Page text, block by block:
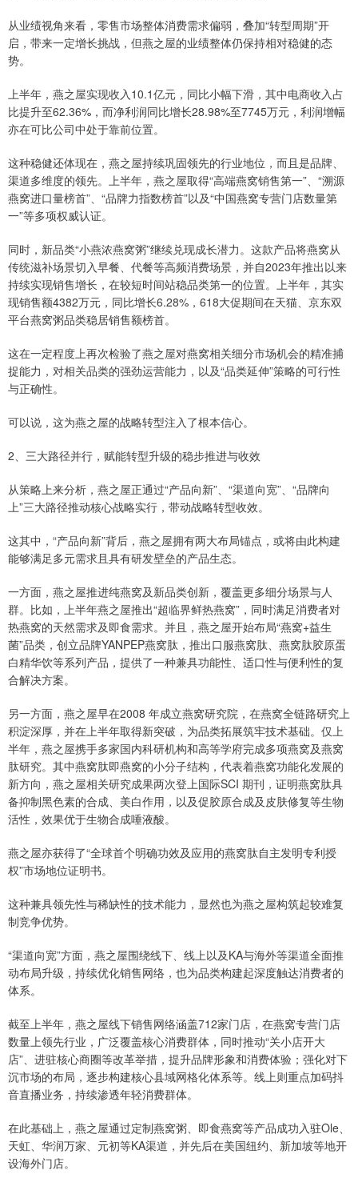
从业绩视角来看，零售市场整体消费需求偏弱，叠加“转型周期”开
启，带来一定增长挑战，但燕之屋的业绩整体仍保持相对稳健的态
势。
上半年，燕之屋实现收入10.1亿元，同比小幅下滑，其中电商收入占
比提升至62.36%，而净利润同比增长28.98%至7745万元，利润增幅
亦在可比公司中处于靠前位置。
这种稳健还体现在，燕之屋持续巩固领先的行业地位，而且是品牌、
渠道多维度的领先。上半年，燕之屋取得“高端燕窝销售第一”、“溯源
燕窝进口量榜首”、“品牌力指数榜首”以及“中国燕窝专营门店数量第
一”等多项权威认证。
同时，新品类“小燕浓燕窝粥”继续兑现成长潜力。这款产品将燕窝从
传统滋补场景切入早餐、代餐等高频消费场景，并自2023年推出以来
持续实现销售增长，在较短时间站稳品类第一的位置。上半年，其实
现销售额4382万元，同比增长6.28%，618大促期间在天猫、京东双
平台燕窝粥品类稳居销售额榜首。
这在一定程度上再次检验了燕之屋对燕窝相关细分市场机会的精准捕
捉能力，对相关品类的强劲运营能力，以及“品类延伸”策略的可行性
与正确性。
可以说，这为燕之屋的战略转型注入了根本信心。
2、三大路径并行，赋能转型升级的稳步推进与收效
从策略上来分析，燕之屋正通过“产品向新”、“渠道向宽”、“品牌向
上”三大路径推动核心战略实行，带动战略转型收效。
这其中，“产品向新”背后，燕之屋拥有两大布局锚点，或将由此构建
能够满足多元需求且具有研发壁垒的产品生态。
一方面，燕之屋推进纯燕窝及新品类创新，覆盖更多细分场景与人
群。比如，上半年燕之屋推出“超临界鲜热燕窝”，同时满足消费者对
热燕窝的天然需求及即食需求。并且，燕之屋开始布局“燕窝+益生
菌”品类，创立品牌YANPEP燕窝肽，推出口服燕窝肽、燕窝肽胶原蛋
白精华饮等系列产品，提供了一种兼具功能性、适口性与便利性的复
合解决方案。
另一方面，燕之屋早在2008 年成立燕窝研究院，在燕窝全链路研究上
积淀深厚，并在上半年取得新突破，为品类拓展筑牢技术基础。仅上
半年，燕之屋携手多家国内科研机构和高等学府完成多项燕窝及燕窝
肽研究。其中燕窝肽即燕窝的小分子结构，代表着燕窝功能化发展的
新方向，燕之屋相关研究成果两次登上国际SCI 期刊，证明燕窝肽具
备抑制黑色素的合成、美白作用，以及促胶原合成及皮肤修复等生物
活性，效果优于生物合成唾液酸。
燕之屋亦获得了“全球首个明确功效及应用的燕窝肽自主发明专利授
权”市场地位证明书。
这种兼具领先性与稀缺性的技术能力，显然也为燕之屋构筑起较难复
制竞争优势。
“渠道向宽”方面，燕之屋围绕线下、线上以及KA与海外等渠道全面推
动布局升级，持续优化销售网络，也为品类构建起深度触达消费者的
体系。
截至上半年，燕之屋线下销售网络涵盖712家门店，在燕窝专营门店
数量上领先行业，广泛覆盖核心消费群体，同时推动“关小店开大
店”、进驻核心商圈等改革举措，提升品牌形象和消费体验；强化对下
沉市场的布局，逐步构建核心县域网格化体系等。线上则重点加码抖
音直播业务，持续渗透年轻消费群体。
在此基础上，燕之屋通过定制燕窝粥、即食燕窝等产品成功入驻Ole、
天虹、华润万家、元初等KA渠道，并先后在美国纽约、新加坡等地开
设海外门店。